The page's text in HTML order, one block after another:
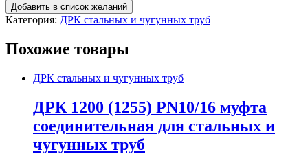
Добавить в список желаний
Категория: ДРК стальных и чугунных труб
Похожие товары
ДРК стальных и чугунных труб
ДРК 1200 (1255) PN10/16 муфта
соединительная для стальных и
чугунных труб